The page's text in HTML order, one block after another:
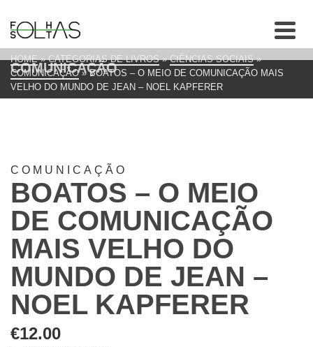
COMUNICAÇÃO
HOME » CATEGORIAS DE LIVROS » CIÊNCIAS SOCIAIS »
COMUNICAÇÃO » BOATOS – O MEIO DE COMUNICAÇÃO MAIS
VELHO DO MUNDO DE JEAN – NOEL KAPFERER
COMUNICAÇÃO
BOATOS – O MEIO
DE COMUNICAÇÃO
MAIS VELHO DO
MUNDO DE JEAN –
NOEL KAPFERER
€12.00